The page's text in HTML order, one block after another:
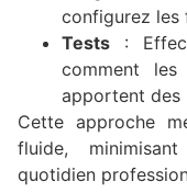
configurez les
Tests :
comment les
apportent des
Cette approche
fluide,
quotidien